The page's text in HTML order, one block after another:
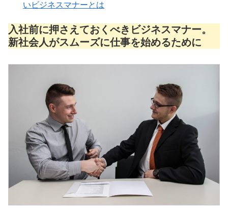
いビジネスマナーとは
入社前に押さえておくべきビジネスマナー。
新社会人がスムーズに仕事を始めるために